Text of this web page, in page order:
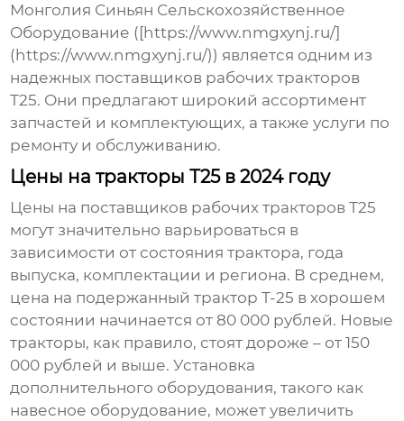
Монголия Синьян Сельскохозяйственное
Оборудование ([https://www.nmgxynj.ru/]
(https://www.nmgxynj.ru/)) является одним из
надежных поставщиков рабочих тракторов
Т25. Они предлагают широкий ассортимент
запчастей и комплектующих, а также услуги по
ремонту и обслуживанию.
Цены на тракторы Т25 в 2024 году
Цены на поставщиков рабочих тракторов Т25
могут значительно варьироваться в
зависимости от состояния трактора, года
выпуска, комплектации и региона. В среднем,
цена на подержанный трактор Т-25 в хорошем
состоянии начинается от 80 000 рублей. Новые
тракторы, как правило, стоят дороже – от 150
000 рублей и выше. Установка
дополнительного оборудования, такого как
навесное оборудование, может увеличить